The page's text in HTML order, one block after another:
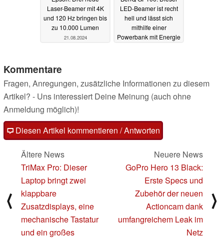
Laser-Beamer mit 4K
und 120 Hz bringen bis
zu 10.000 Lumen
21.08.2024
LED-Beamer ist recht
hell und lässt sich
mithilfe einer
Powerbank mit Energie
Kommentare
Fragen, Anregungen, zusätzliche Informationen zu diesem
Artikel? - Uns interessiert Deine Meinung (auch ohne
Anmeldung möglich)!
Diesen Artikel kommentieren / Antworten
⟨
Ältere News
TriMax Pro: Dieser
Laptop bringt zwei
klappbare
Zusatzdisplays, eine
mechanische Tastatur
und ein großes
Neuere News
GoPro Hero 13 Black:
Erste Specs und
Zubehör der neuen
Actioncam dank
umfangreichem Leak im
Netz
⟩